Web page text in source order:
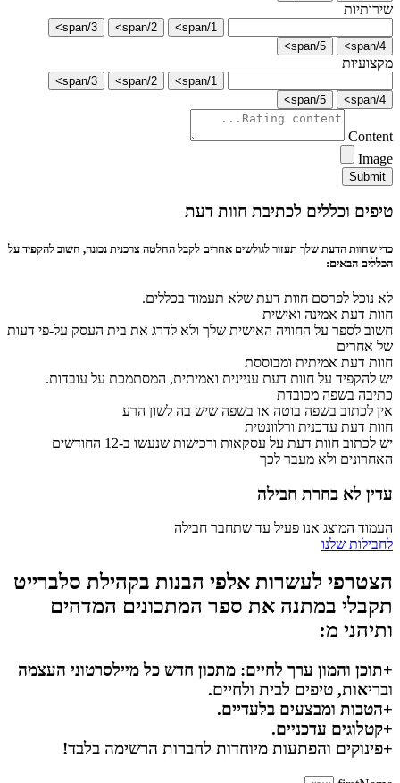
שירותיות
1/span>
2/span>
3/span>
4/span>
5/span>
מקצועיות
1/span>
2/span>
3/span>
4/span>
5/span>
Content
Image
Submit
טיפים וכללים לכתיבת חוות דעת
כדי שחוות הדעת שלך תעזור לגולשים אחרים לקבל החלטה צרכנית נכונה, חשוב להקפיד על
הכללים הבאים:
לא נוכל לפרסם חוות דעת שלא תעמוד בכללים.
חוות דעת אמינה ואישית
חשוב לספר על החוויה האישית שלך ולא לדרג את בית העסק על-פי דעות
של אחרים
חוות דעת אמיתית ומבוססת
יש להקפיד על חוות דעת עניינית ואמיתית, המסתמכת על עובדות.
כתיבה בשפה מכובדת
אין לכתוב בשפה בוטה או בשפה שיש בה לשון הרע
חוות דעת עדכנית ורלוונטית
יש לכתוב חוות דעת על עסקאות ורכישות שנעשו ב-12 החודשים
האחרונים ולא מעבר לכך
עדין לא בחרת חבילה
העמוד המוצג אנו פעיל עד שתחבר חבילה
לחבילות שלנו
הצטרפי לעשרות אלפי הבנות בקהילת סלברייט
תקבלי במתנה את ספר המתכונים המדהים
ותיהני מ:
+תוכן והמון ערך לחיים: מתכון חדש כל מיילסרטוני העצמה
ובריאות, טיפים לבית ולחיים.
+הטבות ומבצעים בלעדיים.
+קטלוגים עדכניים.
+פינוקים והפתעות מיוחדות לחברות הרשימה בלבד!